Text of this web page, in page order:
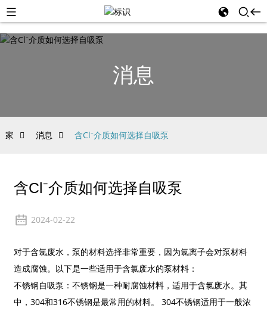
消息
家 消息 含Cl⁻介质如何选择自吸泵
含Cl⁻介质如何选择自吸泵
2024-02-22
对于含氯废水，泵的材料选择非常重要，因为氯离子会对泵材料
造成腐蚀。以下是一些适用于含氯废水的泵材料：
不锈钢自吸泵：不锈钢是一种耐腐蚀材料，适用于含氯废水。其
中，304和316不锈钢是最常用的材料。 304不锈钢适用于一般浓